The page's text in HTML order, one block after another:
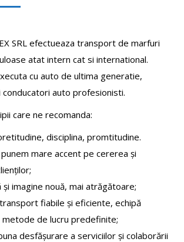
SRL efectueaza transport de marfuri
atat intern cat si international.
cu auto de ultima generatie,
auto profesionisti.
care ne recomanda:
disciplina, promtitudine.
mare accent pe cererea şi
imagine nouă, mai atrăgătoare;
fiabile şi eficiente, echipă
de lucru predefinite;
desfăşurare a serviciilor şi colaborării